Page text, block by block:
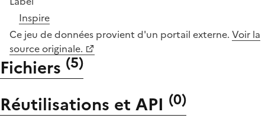
Inspire
Ce jeu de données provient d'un portail externe. Voir la
source originale.
Fichiers (5)
Réutilisations et API (0)